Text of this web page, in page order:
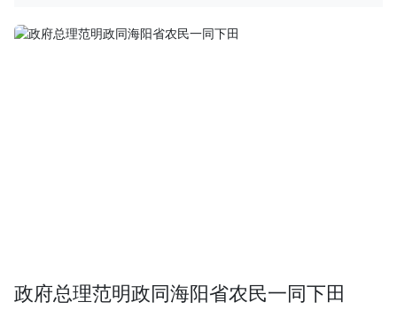
政府总理范明政同海阳省农民一同下田